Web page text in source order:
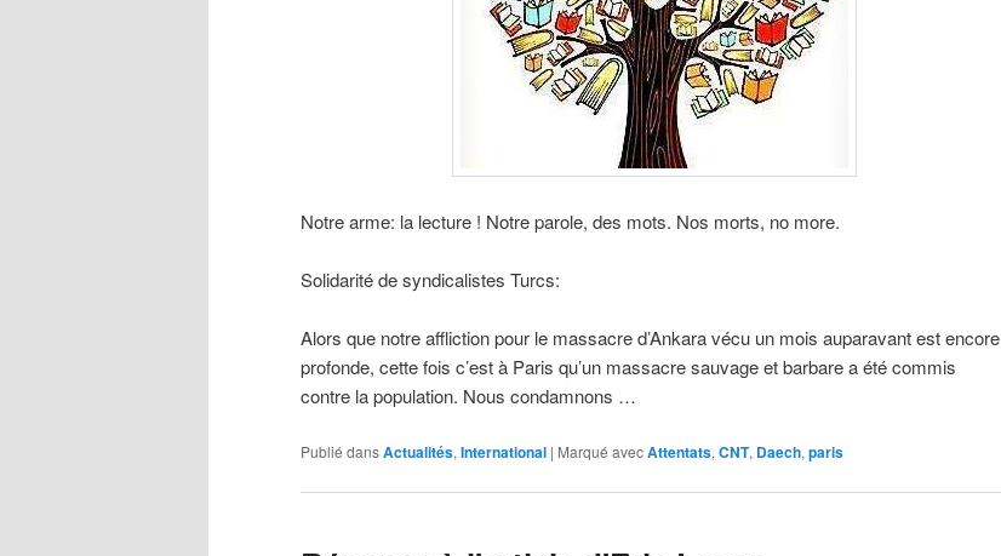
Notre arme: la lecture ! Notre parole, des mots. Nos morts, no more.
Solidarité de syndicalistes Turcs:
Alors que notre affliction pour le massacre d’Ankara vécu un mois auparavant est encore
profonde, cette fois c’est à Paris qu’un massacre sauvage et barbare a été commis
contre la population. Nous condamnons …
Publié dansActualités, International | Marqué avecAttentats, CNT, Daech, paris